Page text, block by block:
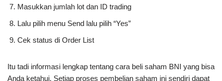
Masukkan jumlah lot dan ID trading
Lalu pilih menu Send lalu pilih “Yes”
Cek status di Order List
Itu tadi informasi lengkap tentang cara beli saham BNI yang bisa
Anda ketahui. Setiap proses pembelian saham ini sendiri dapat